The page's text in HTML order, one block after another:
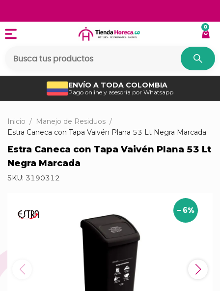
0
ENVÍO A TODA COLOMBIA
Pago online y asesoría por Whatsapp
Inicio / Manejo de Residuos /
Estra Caneca con Tapa Vaivén Plana 53 Lt Negra Marcada
Estra Caneca con Tapa Vaivén Plana 53 Lt
Negra Marcada
SKU: 3190312
- 6%